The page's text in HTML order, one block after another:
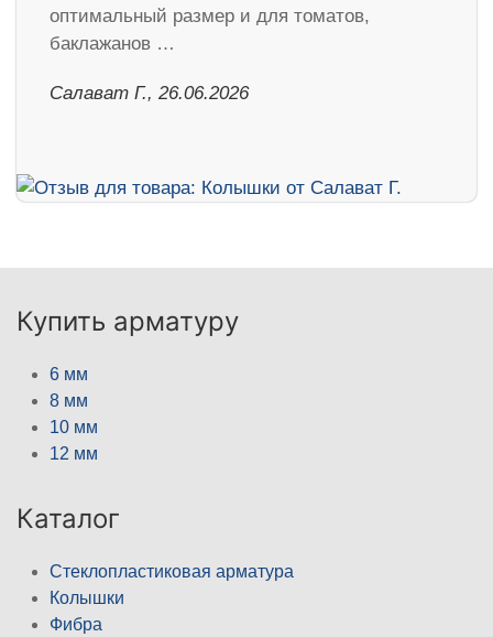
оптимальный размер и для томатов,
баклажанов …
Салават Г., 26.06.2026
Купить арматуру
6 мм
8 мм
10 мм
12 мм
Каталог
Стеклопластиковая арматура
Колышки
Фибра